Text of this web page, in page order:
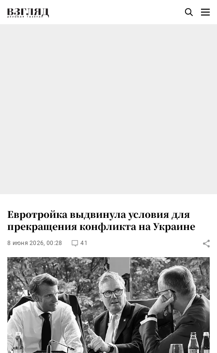
Евротройка выдвинула условия для
прекращения конфликта на Украине
8 июня 2026, 00:28 41